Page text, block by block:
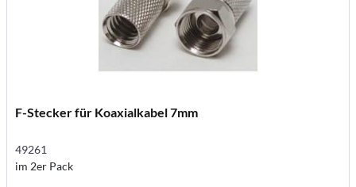
F-Stecker für Koaxialkabel 7mm
49261
im 2er Pack